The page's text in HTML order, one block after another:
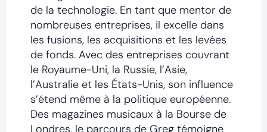
de la technologie. En tant que mentor de
nombreuses entreprises, il excelle dans
les fusions, les acquisitions et les levées
de fonds. Avec des entreprises couvrant
le Royaume-Uni, la Russie, l’Asie,
l’Australie et les États-Unis, son influence
s’étend même à la politique européenne.
Des magazines musicaux à la Bourse de
Londres, le parcours de Greg témoigne